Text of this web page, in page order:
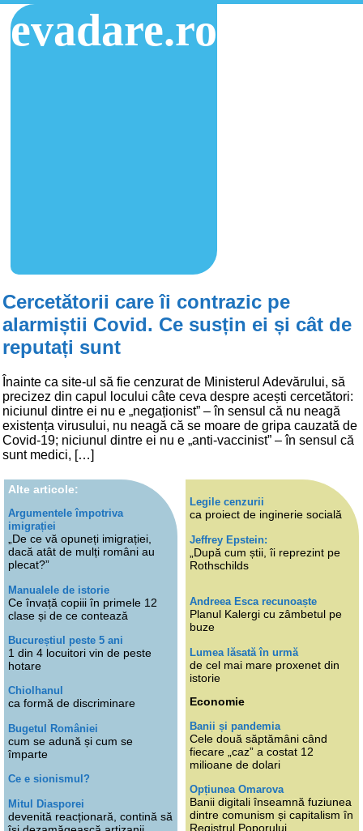
evadare.ro
Cercetătorii care îi contrazic pe
alarmiștii Covid. Ce susțin ei și cât de
reputați sunt
Înainte ca site-ul să fie cenzurat de Ministerul Adevărului, să
precizez din capul locului câte ceva despre acești cercetători:
niciunul dintre ei nu e „negaționist” – în sensul că nu neagă
existența virusului, nu neagă că se moare de gripa cauzată de
Covid-19; niciunul dintre ei nu e „anti-vaccinist” – în sensul că
sunt medici, […]
Alte articole:
Argumentele împotriva
imigrației
„De ce vă opuneți imigrației,
dacă atât de mulți români au
plecat?”
Manualele de istorie
Ce învață copiii în primele 12
clase și de ce contează
Bucureștiul peste 5 ani
1 din 4 locuitori vin de peste
hotare
Chiolhanul
ca formă de discriminare
Bugetul României
cum se adună și cum se
împarte
Ce e sionismul?
Mitul Diasporei
devenită reacționară, contină să
Legile cenzurii
ca proiect de inginerie socială
Jeffrey Epstein:
„După cum știi, îi reprezint pe
Rothschilds
Andreea Esca recunoaște
Planul Kalergi cu zâmbetul pe
buze
Lumea lăsată în urmă
de cel mai mare proxenet din
istorie
Economie
Banii și pandemia
Cele două săptămâni când
fiecare „caz” a costat 12
milioane de dolari
Opțiunea Omarova
Banii digitali înseamnă fuziunea
dintre comunism și capitalism în
Registrul Poporului